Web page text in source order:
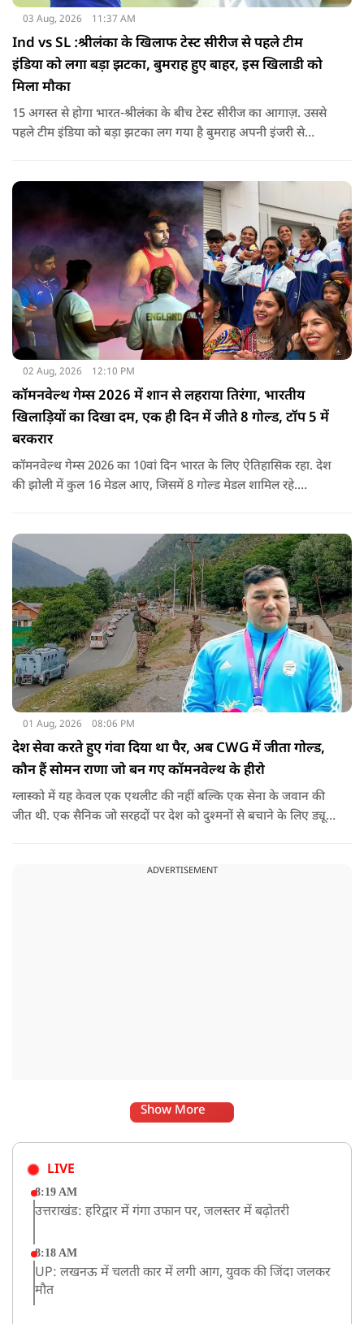
03 Aug, 2026 11:37 AM
Ind vs SL :श्रीलंका के खिलाफ टेस्ट सीरीज से पहले टीम
इंडिया को लगा बड़ा झटका, बुमराह हुए बाहर, इस खिलाडी को
मिला मौका
15 अगस्त से होगा भारत-श्रीलंका के बीच टेस्ट सीरीज का आगाज़. उससे
पहले टीम इंडिया को बड़ा झटका लग गया है बुमराह अपनी इंजरी से
02 Aug, 2026 12:10 PM
कॉमनवेल्थ गेम्स 2026 में शान से लहराया तिरंगा, भारतीय
खिलाड़ियों का दिखा दम, एक ही दिन में जीते 8 गोल्ड, टॉप 5 में
बरकरार
कॉमनवेल्थ गेम्स 2026 का 10वां दिन भारत के लिए ऐतिहासिक रहा. देश
की झोली में कुल 16 मेडल आए, जिसमें 8 गोल्ड मेडल शामिल रहे.
01 Aug, 2026 08:06 PM
देश सेवा करते हुए गंवा दिया था पैर, अब CWG में जीता गोल्ड,
कौन हैं सोमन राणा जो बन गए कॉमनवेल्थ के हीरो
ग्लास्को में यह केवल एक एथलीट की नहीं बल्कि एक सेना के जवान की
जीत थी. एक सैनिक जो सरहदों पर देश को दुश्मनों से बचाने के लिए ड्यूटी
ADVERTISEMENT
Show More
LIVE
8:19 AM
उत्तराखंड: हरिद्वार में गंगा उफान पर, जलस्तर में बढ़ोतरी
8:18 AM
UP: लखनऊ में चलती कार में लगी आग, युवक की जिंदा जलकर
मौत